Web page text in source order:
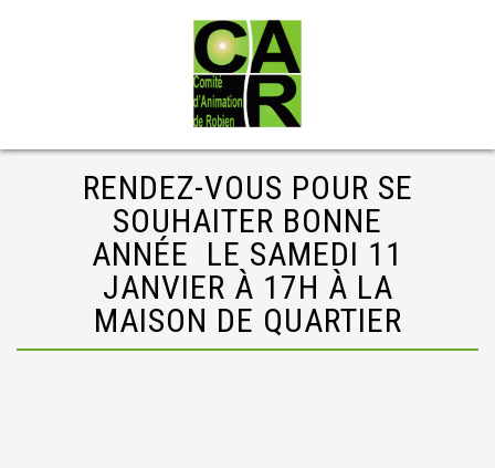
RENDEZ-VOUS POUR SE
SOUHAITER BONNE
ANNÉE LE SAMEDI 11
JANVIER À 17H À LA
MAISON DE QUARTIER